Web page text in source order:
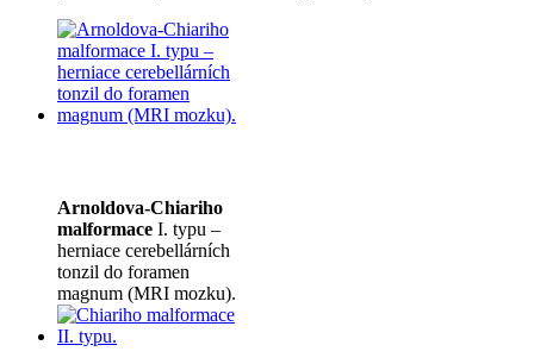
Arnoldova-Chiariho
malformace I. typu –
herniace cerebellárních
tonzil do foramen
magnum (MRI mozku).